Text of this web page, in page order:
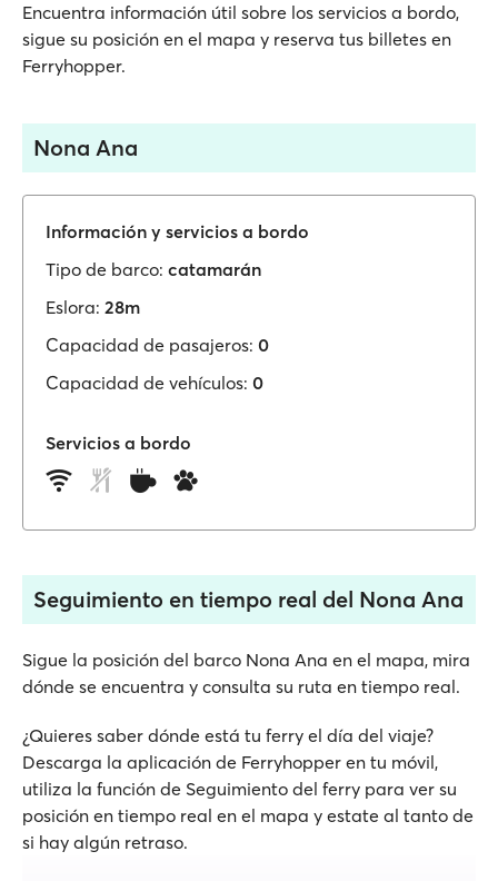
Encuentra información útil sobre los servicios a bordo,
sigue su posición en el mapa y reserva tus billetes en
Ferryhopper.
Nona Ana
Información y servicios a bordo
Tipo de barco: catamarán
Eslora: 28m
Capacidad de pasajeros: 0
Capacidad de vehículos: 0
Servicios a bordo
Seguimiento en tiempo real del Nona Ana
Sigue la posición del barco Nona Ana en el mapa, mira
dónde se encuentra y consulta su ruta en tiempo real.
¿Quieres saber dónde está tu ferry el día del viaje?
Descarga la aplicación de Ferryhopper en tu móvil,
utiliza la función de Seguimiento del ferry para ver su
posición en tiempo real en el mapa y estate al tanto de
si hay algún retraso.